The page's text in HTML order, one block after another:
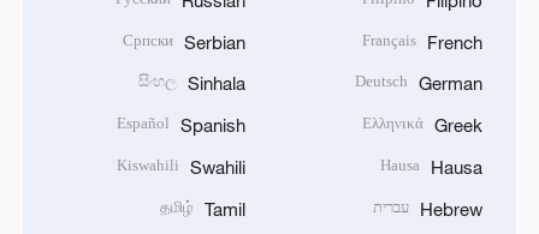
French
Français
German
Deutsch
Greek
Ελληνικά
Hausa
Hausa
Hebrew עברית
Serbian
Српски
Sinhala
සිංහල
Spanish
Español
Swahili
Kiswahili
Tamil
தமிழ்